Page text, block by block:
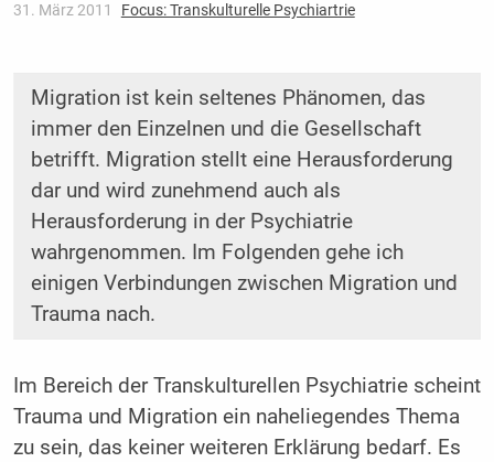
31. März 2011 Focus: Transkulturelle Psychiartrie
Migration ist kein seltenes Phänomen, das
immer den Einzelnen und die Gesellschaft
betrifft. Migration stellt eine Herausforderung
dar und wird zunehmend auch als
Herausforderung in der Psychiatrie
wahrgenommen. Im Folgenden gehe ich
einigen Verbindungen zwischen Migration und
Trauma nach.
Im Bereich der Transkulturellen Psychiatrie scheint
Trauma und Migration ein naheliegendes Thema
zu sein, das keiner weiteren Erklärung bedarf. Es